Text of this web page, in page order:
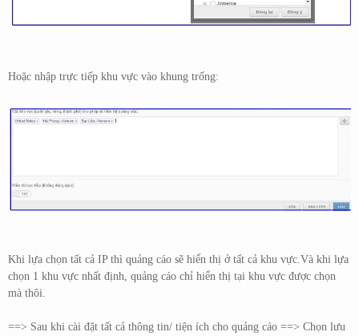
Hoặc nhập trực tiếp khu vực vào khung trống:
Khi lựa chọn tất cả IP thì quảng cáo sẽ hiển thị ở tất cả khu vực.Và khi lựa
chọn 1 khu vực nhất định, quảng cáo chỉ hiển thị tại khu vực được chọn
mà thôi.
==> Sau khi cài đặt tất cả thông tin/ tiện ích cho quảng cáo ==> Chọn lưu